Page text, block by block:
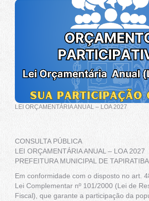
LEI ORÇAMENTÁRIA ANUAL – LOA 2027
CONSULTA PÚBLICA
LEI ORÇAMENTÁRIA ANUAL – LOA 2027
PREFEITURA MUNICIPAL DE TAPIRATIBA
Em conformidade com o disposto no art.
Lei Complementar nº 101/2000 (Lei de
Fiscal), que garante a participação da